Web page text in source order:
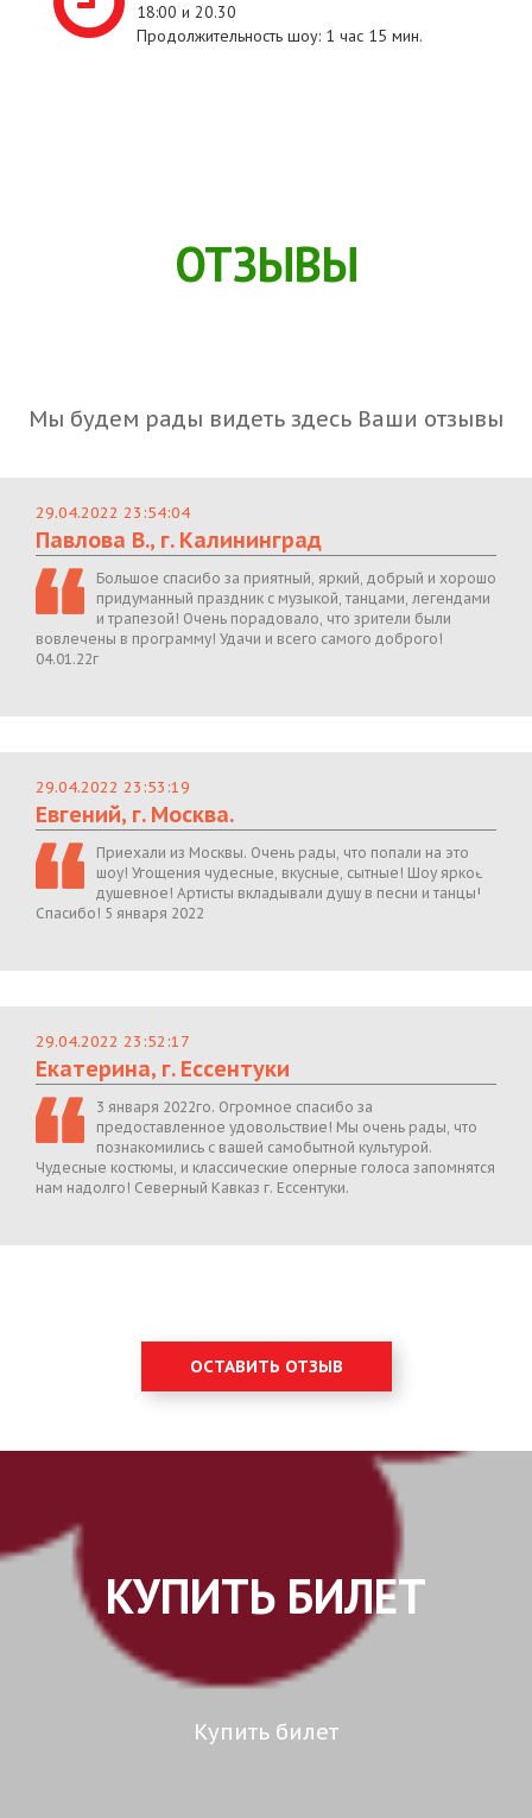
18:00 и 20.30
Продолжительность шоу: 1 час 15 мин.
ОТЗЫВЫ
Мы будем рады видеть здесь Ваши отзывы
29.04.2022 23:54:04
Павлова В., г. Калининград
Большое спасибо за приятный, яркий, добрый и хорошо
придуманный праздник с музыкой, танцами, легендами
и трапезой! Очень порадовало, что зрители были
вовлечены в программу! Удачи и всего самого доброго!
04.01.22г
29.04.2022 23:53:19
Евгений, г. Москва.
Приехали из Москвы. Очень рады, что попали на это
шоу! Угощения чудесные, вкусные, сытные! Шоу яркое,
душевное! Артисты вкладывали душу в песни и танцы!
Спасибо! 5 января 2022
29.04.2022 23:52:17
Екатерина, г. Ессентуки
3 января 2022го. Огромное спасибо за
предоставленное удовольствие! Мы очень рады, что
познакомились с вашей самобытной культурой.
Чудесные костюмы, и классические оперные голоса запомнятся
нам надолго! Северный Кавказ г. Ессентуки.
ОСТАВИТЬ ОТЗЫВ
КУПИТЬ БИЛЕТ
Купить билет